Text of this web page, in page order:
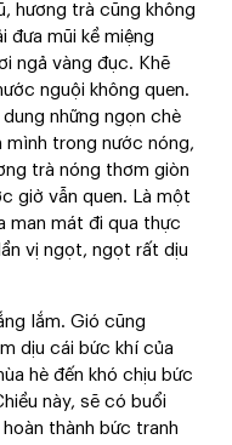
hương trà cũng không
đưa mũi kề miệng
ngả vàng đục. Khẽ
nguội không quen.
dung những ngọn chè
mình trong nước nóng,
trà nóng thơm giòn
giờ vẫn quen. Là một
man mát đi qua thực
vị ngọt, ngọt rất dịu
lắm. Gió cũng
dịu cái bức khí của
hè đến khó chịu bức
này, sẽ có buổi
thành bức tranh